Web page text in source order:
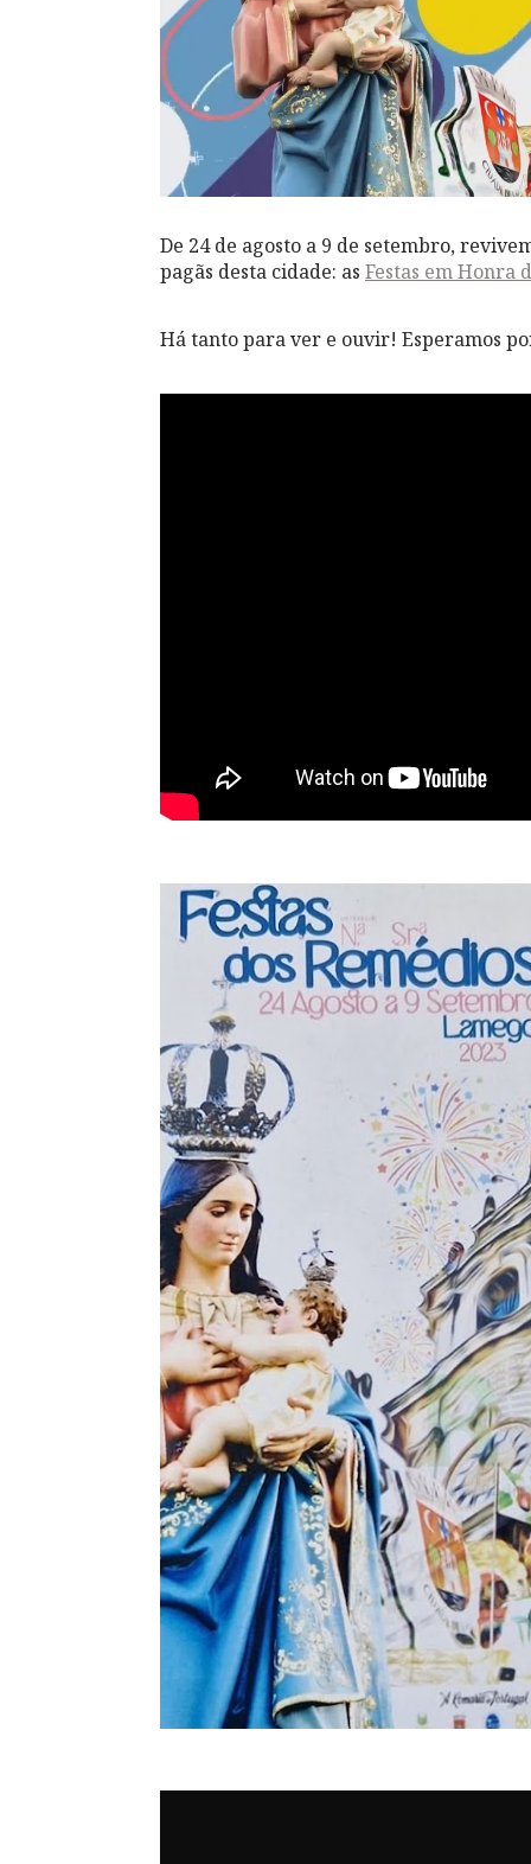
De 24 de agosto a 9 de setembro,
pagãs desta cidade: as Festas em Honra
Há tanto para ver e ouvir! Esperamos